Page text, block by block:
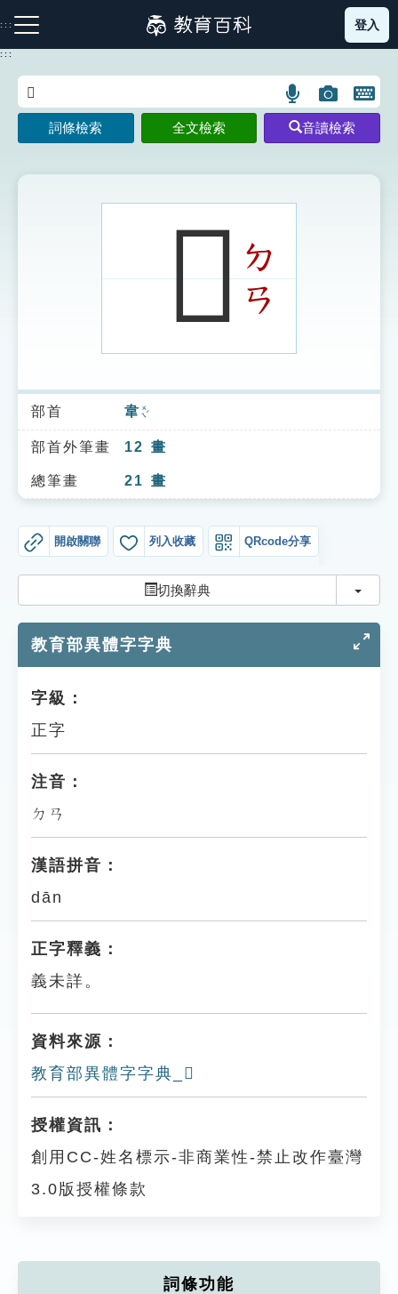
到
主
:::
注音索引圖示 筆畫索引圖示 部首索引表圖示
索引選單
知識索引
單字索引
貓頭鷹博士
登入
:::
語
言
搜
示
圖
片
搜
開
鍵
圖
詞條檢索 全文檢索 音讀檢索
𩏥ㄉ
ㄢ
部首 韋 ㄨㄟˊ
部首外筆畫 12 畫
總筆畫 21 畫
開啟關聯 列入收藏 QRcode分享
切換辭典 切換
教育部異體字字典
字級：
正字
注音：
ㄉㄢ
漢語拼音：
dān
正字釋義：
義未詳。
資料來源：
教育部異體字字典_𩏥
授權資訊：
創用CC-姓名標示-非商業性-禁止改作臺灣
3.0版授權條款
詞條功能